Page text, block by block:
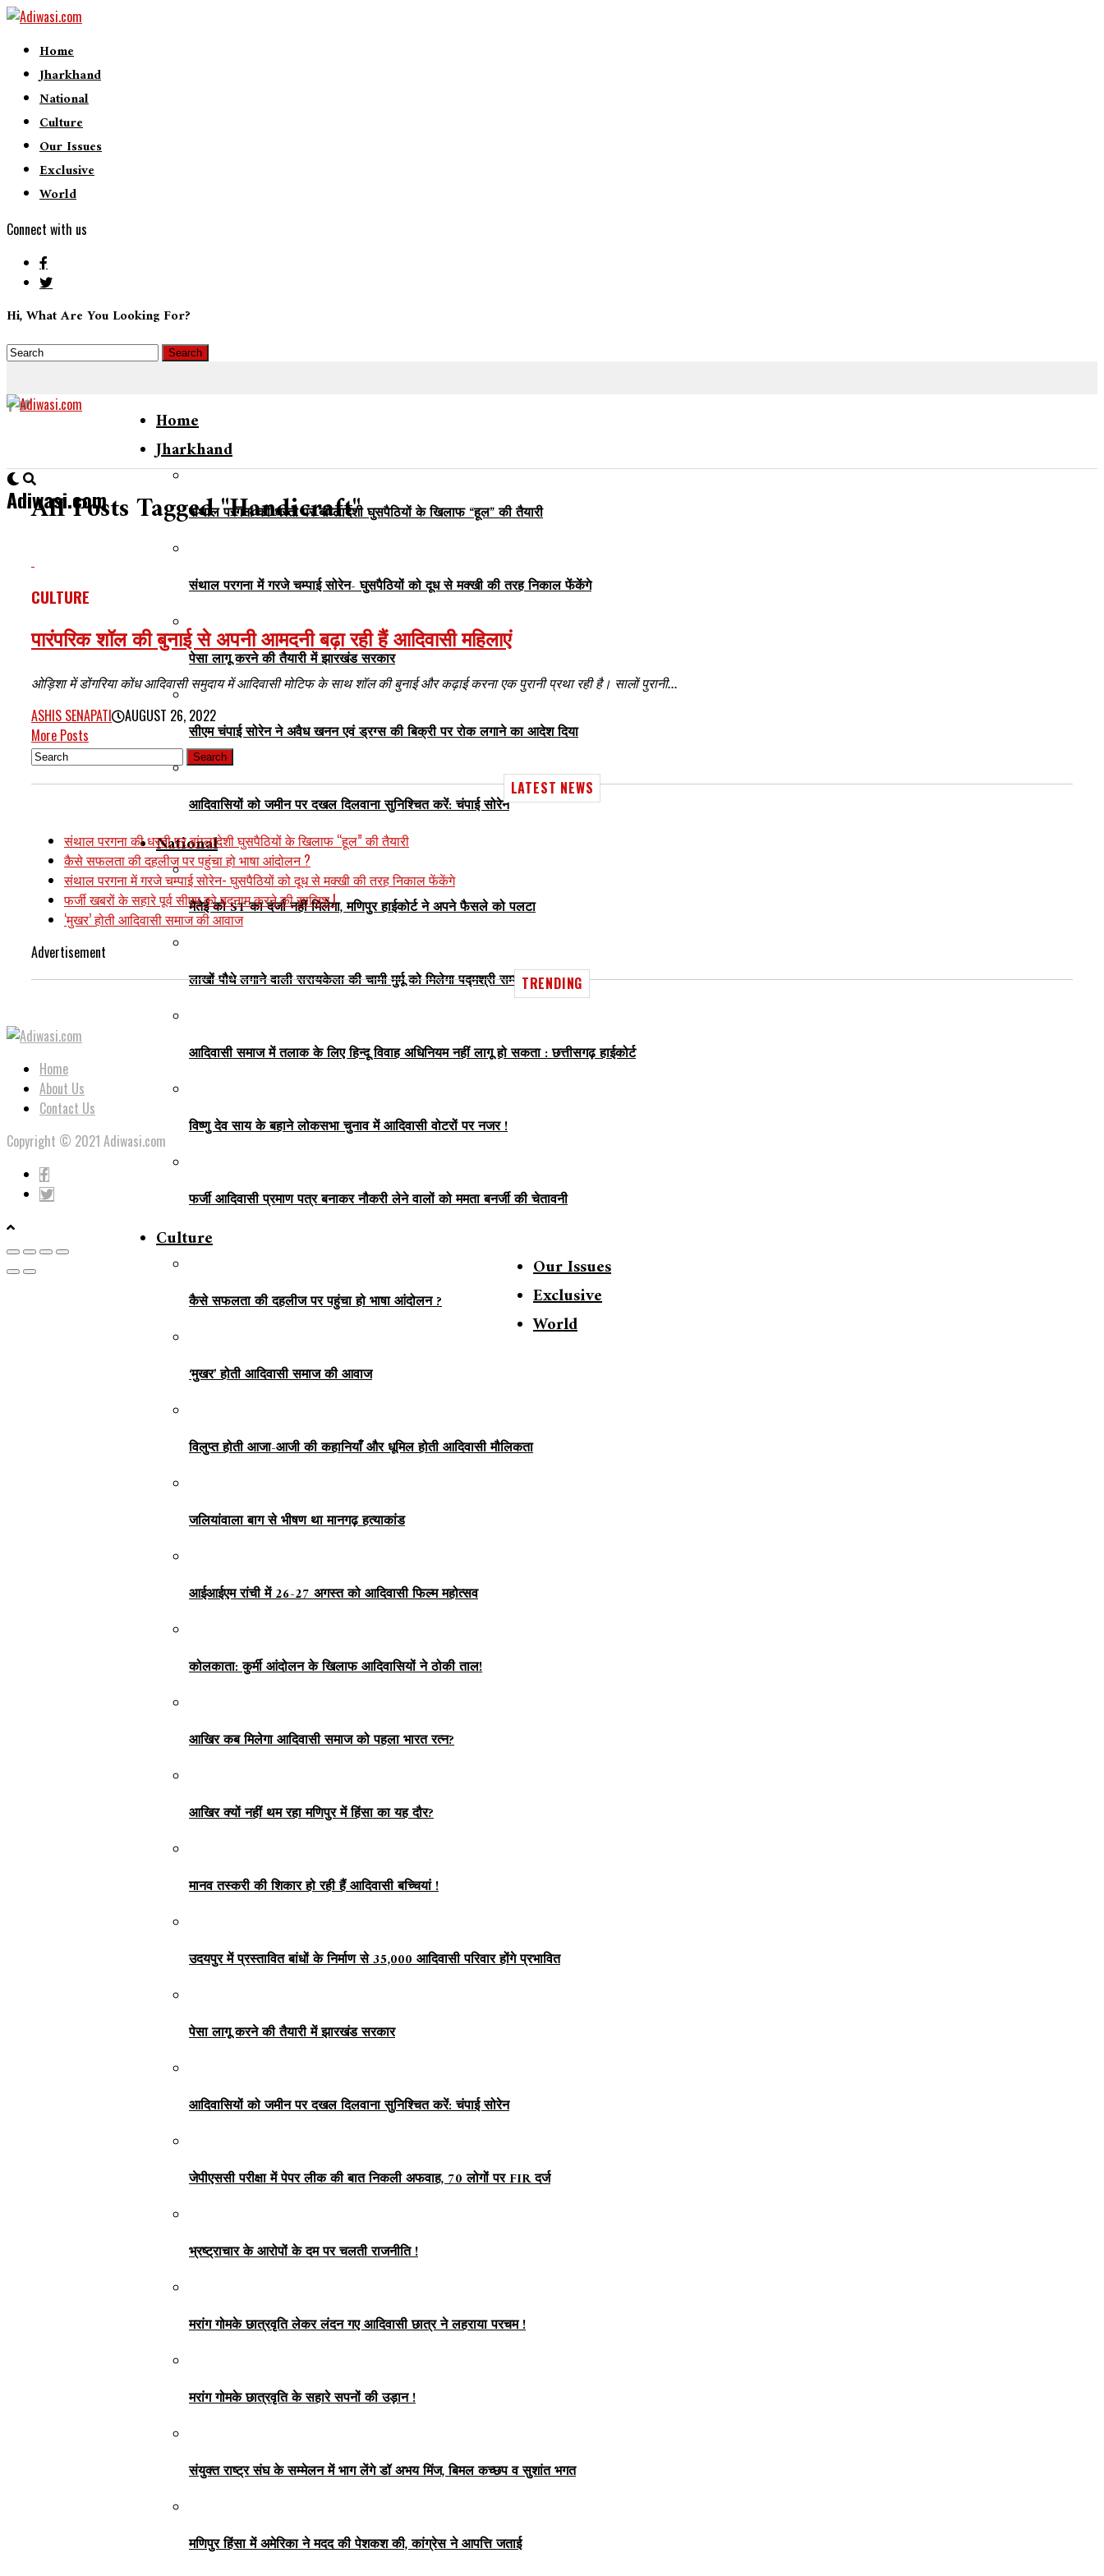
Home
Jharkhand
National
Culture
Our Issues
Exclusive
World
Connect with us
Hi, What Are You Looking For?
Adiwasi.com
Home
Jharkhand
संथाल परगना की धरती पर बांग्लादेशी घुसपैठियों के खिलाफ “हूल” की तैयारी
संथाल परगना में गरजे चम्पाई सोरेन- घुसपैठियों को दूध से मक्खी की तरह निकाल फेंकेंगे
पेसा लागू करने की तैयारी में झारखंड सरकार
सीएम चंपाई सोरेन ने अवैध खनन एवं ड्रग्स की बिक्री पर रोक लगाने का आदेश दिया
आदिवासियों को जमीन पर दखल दिलवाना सुनिश्चित करें: चंपाई सोरेन
National
मैतेई को ST का दर्जा नहीं मिलेगा, मणिपुर हाईकोर्ट ने अपने फैसले को पलटा
लाखों पौधे लगाने वाली सरायकेला की चामी मुर्मू को मिलेगा पद्मश्री सम्मान
आदिवासी समाज में तलाक के लिए हिन्दू विवाह अधिनियम नहीं लागू हो सकता : छत्तीसगढ़ हाईकोर्ट
विष्णु देव साय के बहाने लोकसभा चुनाव में आदिवासी वोटरों पर नजर !
फर्जी आदिवासी प्रमाण पत्र बनाकर नौकरी लेने वालों को ममता बनर्जी की चेतावनी
Culture
कैसे सफलता की दहलीज पर पहुंचा हो भाषा आंदोलन ?
‘मुखर’ होती आदिवासी समाज की आवाज
विलुप्त होती आजा-आजी की कहानियाँ और धूमिल होती आदिवासी मौलिकता
जलियांवाला बाग से भीषण था मानगढ़ हत्याकांड
आईआईएम रांची में 26-27 अगस्त को आदिवासी फिल्म महोत्सव
Our Issues
कोलकाता: कुर्मी आंदोलन के खिलाफ आदिवासियों ने ठोकी ताल!
आखिर कब मिलेगा आदिवासी समाज को पहला भारत रत्न?
आखिर क्यों नहीं थम रहा मणिपुर में हिंसा का यह दौर?
मानव तस्करी की शिकार हो रही हैं आदिवासी बच्चियां !
उदयपुर में प्रस्तावित बांधों के निर्माण से 35,000 आदिवासी परिवार होंगे प्रभावित
Exclusive
पेसा लागू करने की तैयारी में झारखंड सरकार
आदिवासियों को जमीन पर दखल दिलवाना सुनिश्चित करें: चंपाई सोरेन
जेपीएससी परीक्षा में पेपर लीक की बात निकली अफवाह, 70 लोगों पर FIR दर्ज
भ्रष्ट्राचार के आरोपों के दम पर चलती राजनीति !
मरांग गोमके छात्रवृति लेकर लंदन गए आदिवासी छात्र ने लहराया परचम !
World
मरांग गोमके छात्रवृति के सहारे सपनों की उड़ान !
संयुक्त राष्ट्र संघ के सम्मेलन में भाग लेंगे डॉ अभय मिंज, बिमल कच्छप व सुशांत भगत
मणिपुर हिंसा में अमेरिका ने मदद की पेशकश की, कांग्रेस ने आपत्ति जताई
All Posts Tagged "Handicraft"
CULTURE
पारंपरिक शॉल की बुनाई से अपनी आमदनी बढ़ा रही हैं आदिवासी महिलाएं
ओड़िशा में डोंगरिया कोंध आदिवासी समुदाय में आदिवासी मोटिफ के साथ शॉल की बुनाई और कढ़ाई करना एक पुरानी प्रथा रही है। सालों पुरानी...
ASHIS SENAPATI
AUGUST 26, 2022
More Posts
LATEST NEWS
संथाल परगना की धरती पर बांग्लादेशी घुसपैठियों के खिलाफ “हूल” की तैयारी
कैसे सफलता की दहलीज पर पहुंचा हो भाषा आंदोलन ?
संथाल परगना में गरजे चम्पाई सोरेन- घुसपैठियों को दूध से मक्खी की तरह निकाल फेंकेंगे
फर्जी खबरों के सहारे पूर्व सीएम को बदनाम करने की साजिश !
‘मुखर’ होती आदिवासी समाज की आवाज
Advertisement
TRENDING
Home
About Us
Contact Us
Copyright © 2021 Adiwasi.com